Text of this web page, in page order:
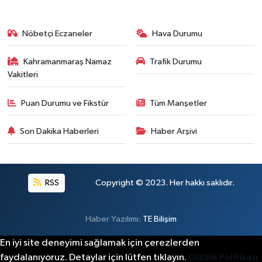
Nöbetçi Eczaneler Hava Durumu
Kahramanmaraş Namaz
Vakitleri
Trafik Durumu
Puan Durumu ve Fikstür Tüm Manşetler
Son Dakika Haberleri Haber Arşivi
RSS Copyright © 2023. Her hakkı saklıdır.
Haber Yazılımı: TE Bilişim
En iyi site deneyimi sağlamak için çerezlerden
faydalanıyoruz. Detaylar için lütfen tıklayın. Gizlilik Politikası